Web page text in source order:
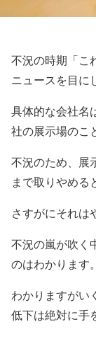
不況の時期「こ
ニュースを目に
具体的な会社名
社の展示場のこ
不況のため、展
まで取りやめる
さすがにそれは
不況の嵐が吹く
のはわかります。
わかりますがい
低下は絶対に手